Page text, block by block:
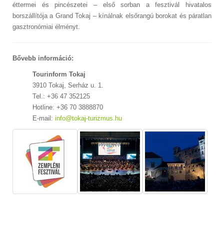
éttermei és pincészetei – első sorban a fesztivál hivatalos
borszállítója a Grand Tokaj – kínálnak elsőrangú borokat és páratlan
gasztronómiai élményt.
Bővebb információ:
Tourinform Tokaj
3910 Tokaj, Serház u. 1.
Tel.: +36 47 352125
Hotline: +36 70 3888870
E-mail: info@tokaj-turizmus.hu